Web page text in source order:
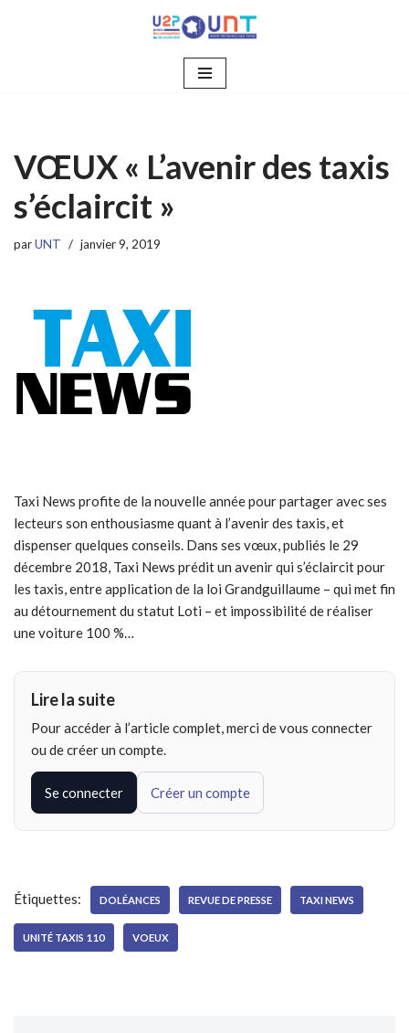
VŒUX « L’avenir des taxis
s’éclaircit »
parUNT janvier 9, 2019
Taxi News profite de la nouvelle année pour partager avec ses
lecteurs son enthousiasme quant à l’avenir des taxis, et
dispenser quelques conseils. Dans ses vœux, publiés le 29
décembre 2018, Taxi News prédit un avenir qui s’éclaircit pour
les taxis, entre application de la loi Grandguillaume – qui met fin
au détournement du statut Loti – et impossibilité de réaliser
une voiture 100 %…
Lire la suite
Pour accéder à l’article complet, merci de vous connecter
ou de créer un compte.
Se connecter Créer un compte
Étiquettes: DOLÉANCES REVUE DE PRESSE TAXI NEWS
UNITÉ TAXIS 110 VOEUX